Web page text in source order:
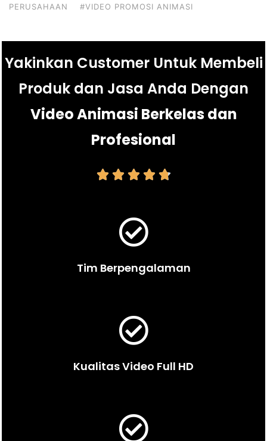
PERUSAHAAN
#VIDEO PROMOSI ANIMASI
Yakinkan Customer Untuk Membeli
Produk dan Jasa Anda Dengan
Video Animasi Berkelas dan
Profesional
    
Tim Berpengalaman
Kualitas Video Full HD